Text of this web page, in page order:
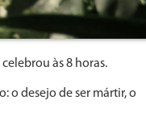
às 8 horas.
o desejo de ser mártir, o